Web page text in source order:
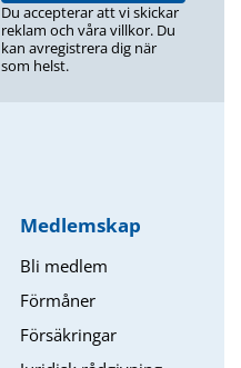
Du accepterar att vi skickar
reklam och våra villkor. Du
kan avregistrera dig när
som helst.
Medlemskap
Bli medlem
Förmåner
Försäkringar